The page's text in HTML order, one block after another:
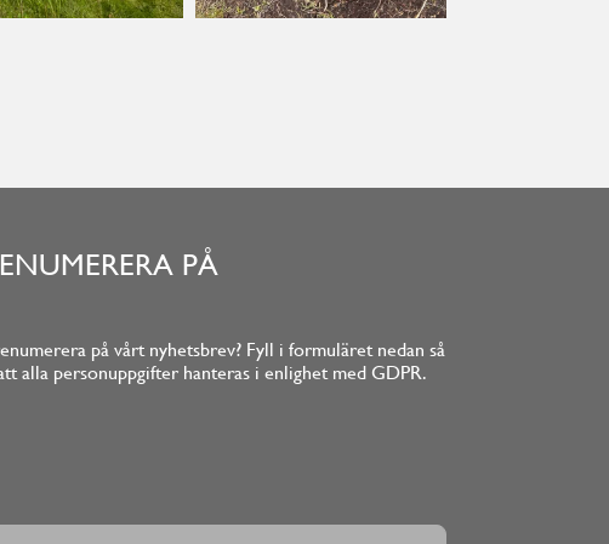
PÅ
på vårt nyhetsbrev? Fyll i formuläret nedan så
alla personuppgifter hanteras i enlighet med GDPR.